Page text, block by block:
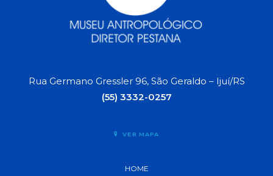
Rua Germano Gressler 96, São Geraldo – Ijuí/RS
(55) 3332-0257
VER MAPA
HOME